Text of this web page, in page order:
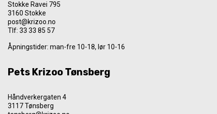
Stokke Ravei 795
3160 Stokke
post@krizoo.no
Tlf: 33 33 85 57
Åpningstider: man-fre 10-18, lør 10-16
Pets Krizoo Tønsberg
Håndverkergaten 4
3117 Tønsberg